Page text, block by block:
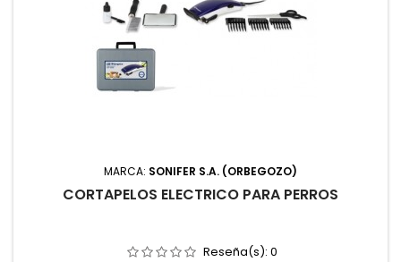
MARCA: SONIFER S.A. (ORBEGOZO)
CORTAPELOS ELECTRICO PARA PERROS
Reseña(s): 0